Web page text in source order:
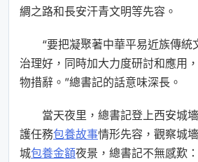
綢之路和長安汗青文明等先容。
“要把凝聚著中華平易近族傳統
治理好，同時加大力度研討和應用
物措辭。”總書記的話意味深長。
當天夜里，總書記登上西安城
護任務包養故事情形先容，觀察城
城包養金額夜景，總書記不無感歎